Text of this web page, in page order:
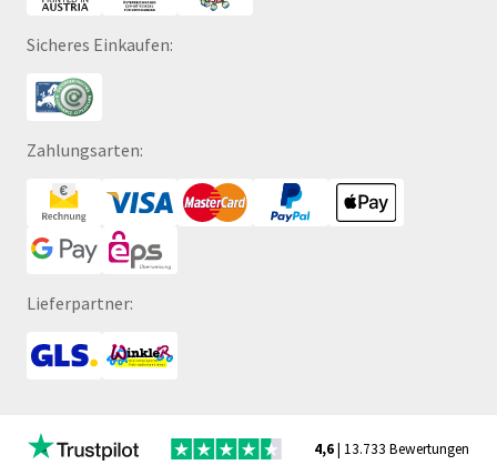
Sicheres Einkaufen:
Zahlungsarten:
Lieferpartner:
4,6| 13.733 Bewertungen